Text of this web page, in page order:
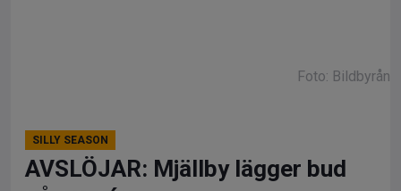
Foto: Bildbyrån
SILLY SEASON
AVSLÖJAR: Mjällby lägger bud